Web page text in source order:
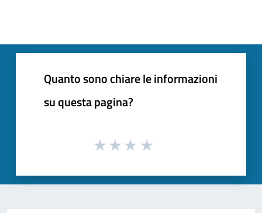
Quanto sono chiare le informazioni
su questa pagina?